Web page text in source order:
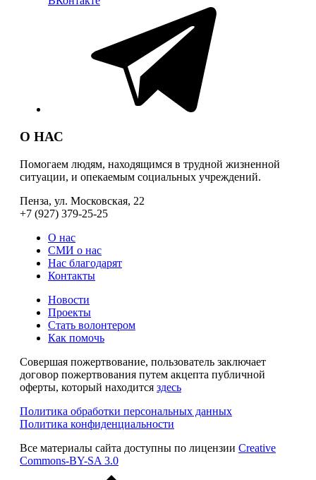
О НАС
Помогаем людям, находящимся в трудной жизненной
ситуации, и опекаемым социальных учреждений.
Пенза, ул. Московская, 22
+7 (927) 379-25-25
О нас
СМИ о нас
Нас благодарят
Контакты
Новости
Проекты
Стать волонтером
Как помочь
Совершая пожертвование, пользователь заключает
договор пожертвования путем акцепта публичной
оферты, который находится здесь
Политика обработки персональных данных
Политика конфиденциальности
Все материалы сайта доступны по лицензии Creative
Commons-BY-SA 3.0